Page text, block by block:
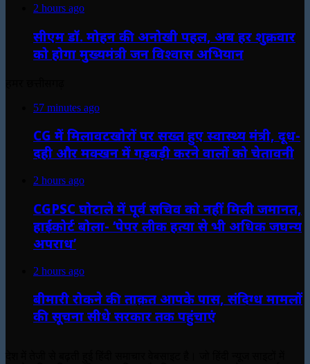
2 hours ago
सीएम डॉ. मोहन की अनोखी पहल, अब हर शुक्रवार
को होगा मुख्यमंत्री जन विश्वास अभियान
57 minutes ago
CG में मिलावटखोरों पर सख्त हुए स्वास्थ्य मंत्री, दूध-
दही और मक्खन में गड़बड़ी करने वालों को चेतावनी
2 hours ago
CGPSC घोटाले में पूर्व सचिव को नहीं मिली जमानत,
हाईकोर्ट बोला- ‘पेपर लीक हत्या से भी अधिक जघन्य
अपराध’
2 hours ago
बीमारी रोकने की ताक़त आपके पास, संदिग्ध मामलों
की सूचना सीधे सरकार तक पहुंचाएं